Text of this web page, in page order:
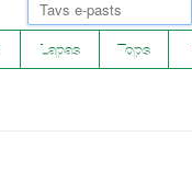
Lapas Tops